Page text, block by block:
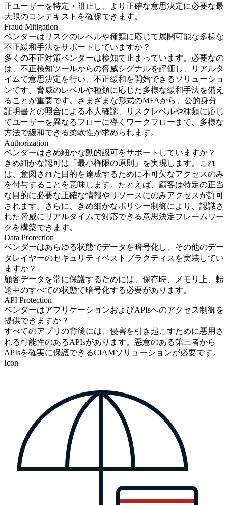
正ユーザーを特定・阻止し、より正確な意思決定に必要な最
大限のコンテキストを確保できます。
Fraud Mitigation
ベンダーはリスクのレベルや種類に応じて展開可能な多様な
不正緩和手法をサポートしていますか？
多くの不正対策ベンダーは検知で止まっています。必要なの
は、不正検知ツールからの脅威シグナルを評価し、リアルタ
イムで意思決定を行い、不正緩和を開始できるソリューショ
ンです。脅威のレベルや種類に応じた多様な緩和手法を備え
ることが重要です。さまざまな形式のMFAから、公的身分
証明書との照合による本人確認、リスクレベルや種類に応じ
てユーザーを異なるフローに導くワークフローまで、多様な
方法で緩和できる柔軟性が求められます。
Authorization
ベンダーはきめ細かな動的認可をサポートしていますか？
きめ細かな認可は「最小権限の原則」を実現します。これ
は、意図された目的を達成するために不可欠なアクセスのみ
を付与することを意味します。たとえば、顧客は特定の正当
な目的に必要な正確な情報やリソースにのみアクセスが許可
されます。さらに、きめ細かなポリシー制御により、認識さ
れた脅威にリアルタイムで対応できる意思決定フレームワー
クを構築できます。
Data Protection
ベンダーはあらゆる状態でデータを暗号化し、その他のデー
タレイヤーのセキュリティベストプラクティスを実装してい
ますか？
顧客データを常に保護するためには、保存時、メモリ上、転
送中のすべての状態で暗号化する必要があります。
API Protection
ベンダーはアプリケーションおよびAPIsへのアクセス制御を
提供できますか？
すべてのアプリの背後には、侵害を引き起こすために悪用さ
れる可能性のあるAPIsがあります。悪意のある第三者から
APIsを確実に保護できるCIAMソリューションが必要です。
Icon